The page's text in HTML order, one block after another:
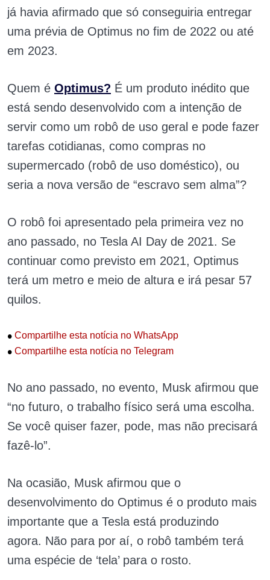
já havia afirmado que só conseguiria entregar
uma prévia de Optimus no fim de 2022 ou até
em 2023.
Quem é Optimus? É um produto inédito que
está sendo desenvolvido com a intenção de
servir como um robô de uso geral e pode fazer
tarefas cotidianas, como compras no
supermercado (robô de uso doméstico), ou
seria a nova versão de “escravo sem alma”?
O robô foi apresentado pela primeira vez no
ano passado, no Tesla AI Day de 2021. Se
continuar como previsto em 2021, Optimus
terá um metro e meio de altura e irá pesar 57
quilos.
• Compartilhe esta notícia no WhatsApp
• Compartilhe esta notícia no Telegram
No ano passado, no evento, Musk afirmou que
“no futuro, o trabalho físico será uma escolha.
Se você quiser fazer, pode, mas não precisará
fazê-lo”.
Na ocasião, Musk afirmou que o
desenvolvimento do Optimus é o produto mais
importante que a Tesla está produzindo
agora. Não para por aí, o robô também terá
uma espécie de ‘tela’ para o rosto.